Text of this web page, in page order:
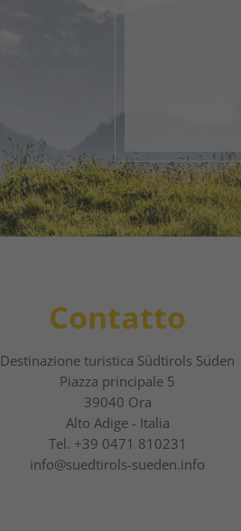
1 2
Contatto
Destinazione turistica Südtirols Süden
Piazza principale 5
39040 Ora
Alto Adige - Italia
Tel. +39 0471 810231
info@suedtirols-sueden.info